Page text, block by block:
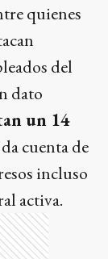
quienes
del
dato
un 14
cuenta de
incluso
activa.